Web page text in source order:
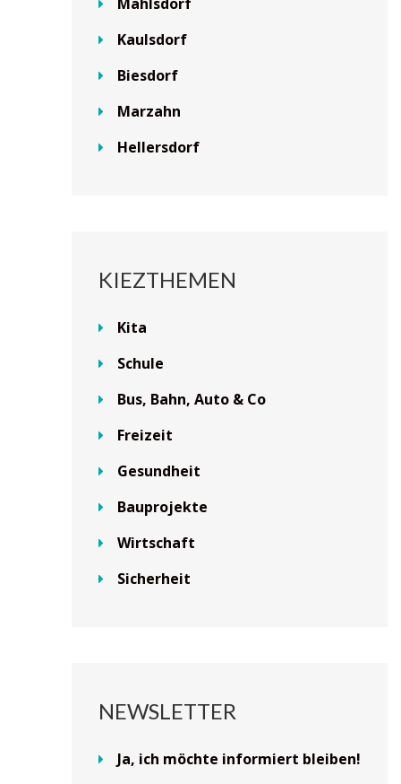
Kaulsdorf
Biesdorf
Marzahn
Hellersdorf
KIEZTHEMEN
Kita
Schule
Bus, Bahn, Auto & Co
Freizeit
Gesundheit
Bauprojekte
Wirtschaft
Sicherheit
NEWSLETTER
Ja, ich möchte informiert bleiben!